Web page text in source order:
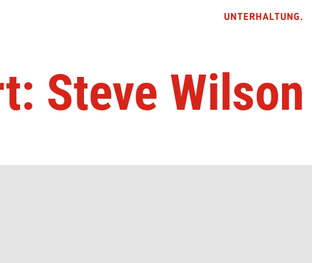
UNTERHALTUNG.
Steve Wilson